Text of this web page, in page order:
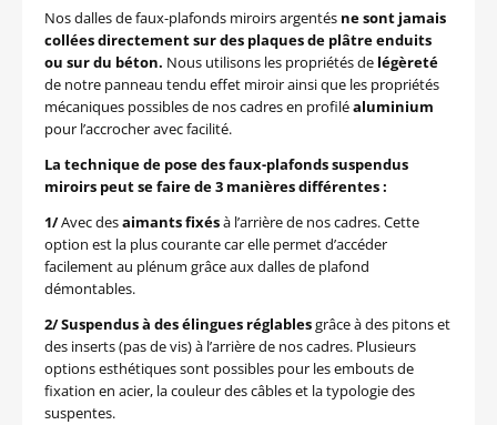
Nos dalles de faux-plafonds miroirs argentés ne sont jamais
collées directement sur des plaques de plâtre enduits
ou sur du béton. Nous utilisons les propriétés de légèreté
de notre panneau tendu effet miroir ainsi que les propriétés
mécaniques possibles de nos cadres en profiléaluminium
pour l’accrocher avec facilité.
La technique de pose des faux-plafonds suspendus
miroirs peut se faire de 3 manières différentes :
1/Avec desaimants fixésà l’arrière de nos cadres. Cette
option est la plus courante car elle permet d’accéder
facilement au plénum grâce aux dalles de plafond
démontables.
2/ Suspendus à des élingues réglablesgrâce à des pitons et
des inserts (pas de vis) à l’arrière de nos cadres. Plusieurs
options esthétiques sont possibles pour les embouts de
fixation en acier, la couleur des câbles et la typologie des
suspentes.